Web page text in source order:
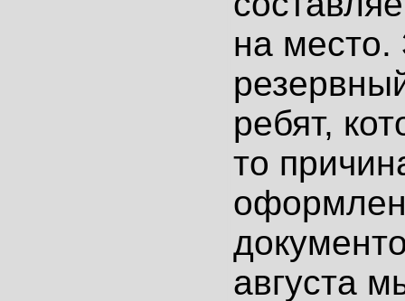
на место.
ребят,
то
августа